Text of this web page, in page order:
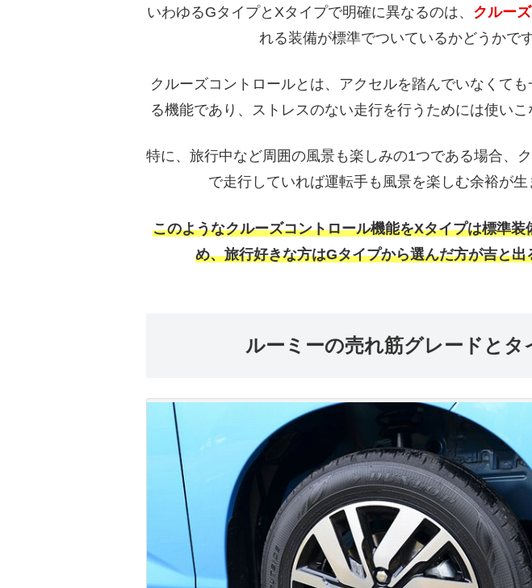
いわゆるGタイプとXタイプで明確に異なるのは、 クルー
れる装備が標準でついているかどうかです
クルーズコントロールとは、アクセルを踏んでいなくて
る機能であり、ストレスのない走行を行うためには使いこ
特に、旅行中など周囲の風景も楽しみの1つである場合、
で走行していれば運転手も風景を楽しむ余裕が生
このようなクルーズコントロール機能をXタイプは標準装
め、旅行好きな方はGタイプから選んだ方が吉と出
ルーミーの売れ筋グレードとタ